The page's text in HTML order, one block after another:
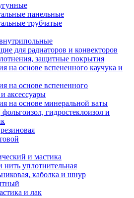
панельные
трубчатые
для радиаторов и конвекторов
защитные покрытия
на основе вспененного каучука и
на основе вспененного
аксессуары
на основе минеральной ваты
гидростеклоизол и
и мастика
уплотнительная
каболка и шнур
и лак